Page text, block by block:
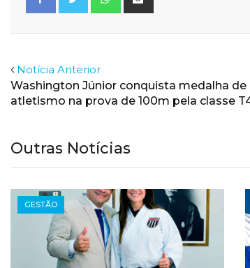
Notícia Anterior
Washington Júnior conquista medalha de
atletismo na prova de 100m pela classe
Outras Notícias
GESTÃO